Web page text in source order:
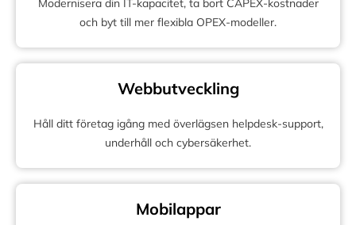
och byt till mer flexibla OPEX-modeller.
Webbutveckling
Håll ditt företag igång med överlägsen helpdesk-support,
underhåll och cybersäkerhet.
Mobilappar